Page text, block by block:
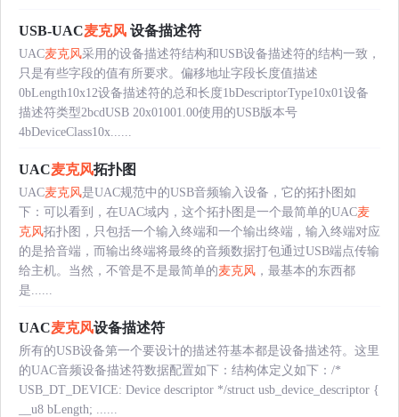
USB-UAC麦克风 设备描述符
UAC麦克风采用的设备描述符结构和USB设备描述符的结构一致，
只是有些字段的值有所要求。偏移地址字段长度值描述
0bLength10x12设备描述符的总和长度1bDescriptorType10x01设备
描述符类型2bcdUSB 20x01001.00使用的USB版本号
4bDeviceClass10x......
UAC麦克风拓扑图
UAC麦克风是UAC规范中的USB音频输入设备，它的拓扑图如
下：可以看到，在UAC域内，这个拓扑图是一个最简单的UAC麦
克风拓扑图，只包括一个输入终端和一个输出终端，输入终端对应
的是拾音端，而输出终端将最终的音频数据打包通过USB端点传输
给主机。当然，不管是不是最简单的麦克风 ，最基本的东西都
是......
UAC麦克风设备描述符
所有的USB设备第一个要设计的描述符基本都是设备描述符。这里
的UAC音频设备描述符数据配置如下：结构体定义如下：/*
USB_DT_DEVICE: Device descriptor */struct usb_device_descriptor {
__u8 bLength; ......